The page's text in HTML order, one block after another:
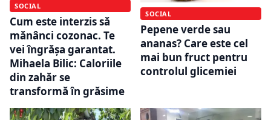
SOCIAL
Cum este interzis să
mănânci cozonac. Te
vei îngrășa garantat.
Mihaela Bilic: Caloriile
din zahăr se
transformă în grăsime
SOCIAL
Pepene verde sau
ananas? Care este cel
mai bun fruct pentru
controlul glicemiei